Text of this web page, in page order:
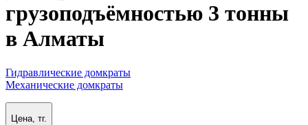
грузоподъёмностью 3 тонны
в Алматы
Гидравлические домкраты
Механические домкраты
Цена, тг.